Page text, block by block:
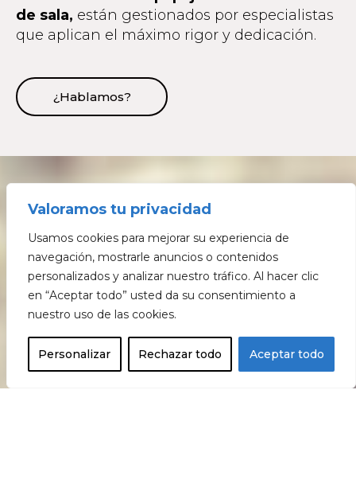
Valoramos tu privacidad
Usamos cookies para mejorar su experiencia de
navegación, mostrarle anuncios o contenidos
personalizados y analizar nuestro tráfico. Al hacer clic
en “Aceptar todo” usted da su consentimiento a
nuestro uso de las cookies.
Personalizar Rechazar todo Aceptar todo
de sala, están gestionados por especialistas
que aplican el máximo rigor y dedicación.
¿Hablamos?